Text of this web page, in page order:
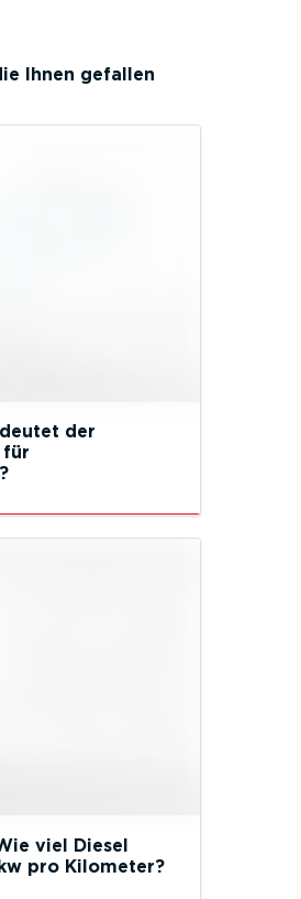
Ihnen gefallen
der
für
viel Diesel
pro Kilometer?